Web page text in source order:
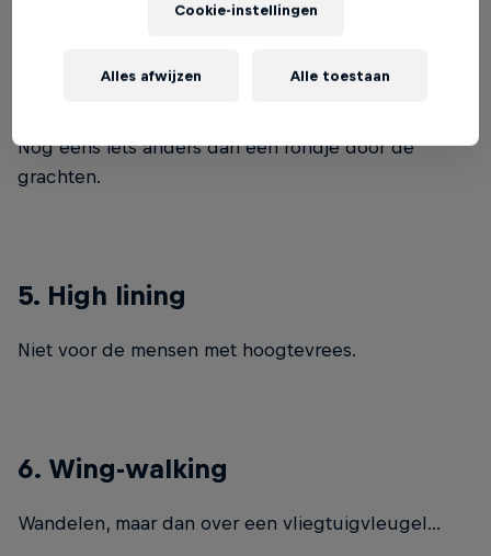
4. Extreme dinghy racing
Nog eens iets anders dan een rondje door de
grachten.
5. High lining
Niet voor de mensen met hoogtevrees.
6. Wing-walking
Wandelen, maar dan over een vliegtuigvleugel...
Cookie-instellingen
Alles afwijzen Alle toestaan